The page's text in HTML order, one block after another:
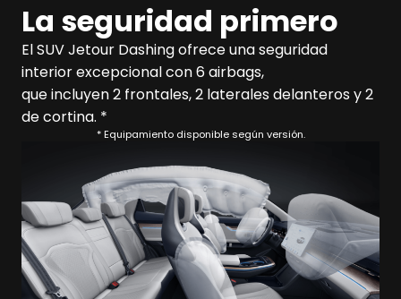
La seguridad primero
El SUV Jetour Dashing ofrece una seguridad
interior excepcional con 6 airbags,
que incluyen 2 frontales, 2 laterales delanteros y 2
de cortina. *
* Equipamiento disponible según versión.